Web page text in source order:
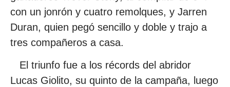
con un jonrón y cuatro remolques, y Jarren
Duran, quien pegó sencillo y doble y trajo a
tres compañeros a casa.
El triunfo fue a los récords del abridor
Lucas Giolito, su quinto de la campaña, luego